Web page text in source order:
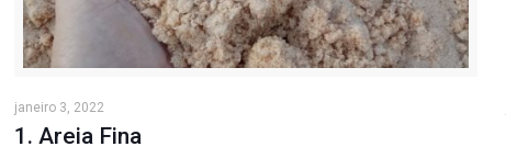
janeiro 3, 2022
1. Areia Fina